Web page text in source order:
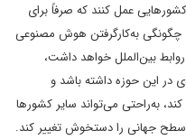
عمل کنند که صرفاً برای
چگونگی به‌کارگرفتن هوش مصنوعی
بین‌الملل خواهد داشت،
در این حوزه داشته باشد و
به‌راحتی می‌تواند سایر کشورها
سطح جهانی را دستخوش تغییر کند.